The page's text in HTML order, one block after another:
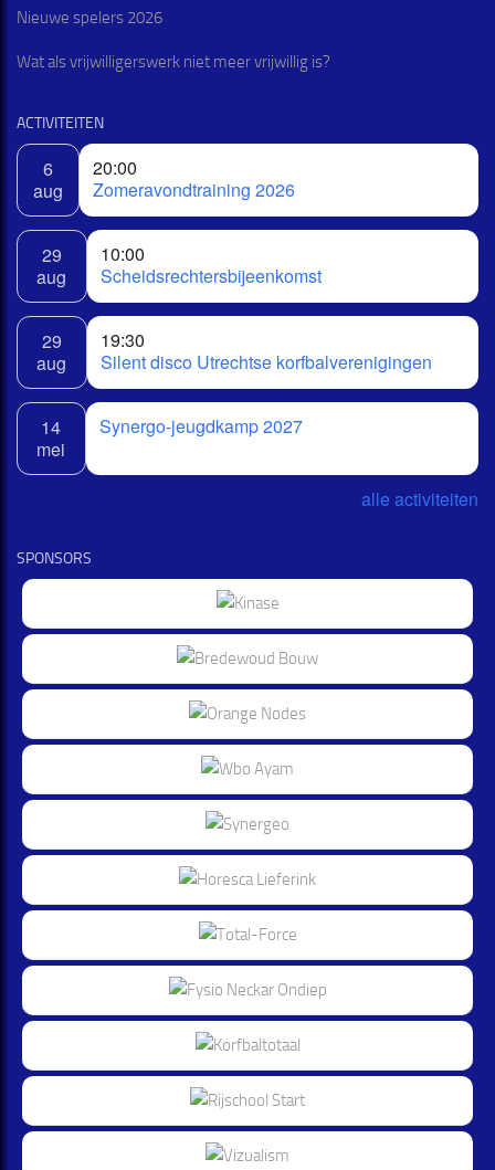
Nieuwe spelers 2026
Wat als vrijwilligerswerk niet meer vrijwillig is?
ACTIVITEITEN
6
aug
20:00
Zomeravondtraining 2026
29
aug
10:00
Scheidsrechtersbijeenkomst
29
aug
19:30
Silent disco Utrechtse korfbalverenigingen
14
mei
Synergo-jeugdkamp 2027
alle activiteiten
SPONSORS